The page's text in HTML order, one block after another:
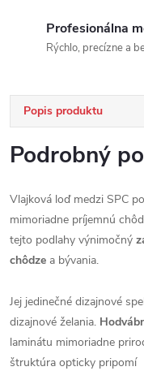
Profesionálna
Rýchlo, precízne a
Popis produktu
Podrobný
Vlajková loď medzi SPC
mimoriadne príjemnú
tejto podlahy výnimočný
chôdze a bývania.
Jej jedinečné dizajnové
dizajnové želania.
laminátu mimoriadne
štruktúra opticky pripomí